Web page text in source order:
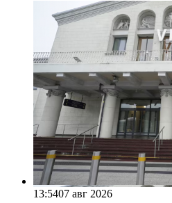
13:5407 авг 2026